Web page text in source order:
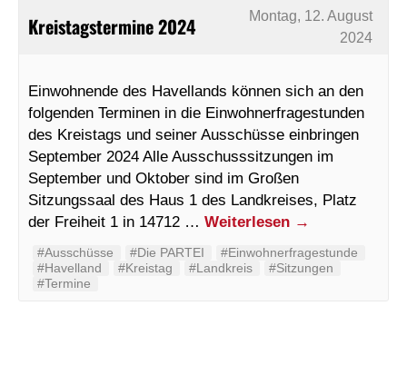
Kreistagstermine 2024
Montag, 12. August
2024
Einwohnende des Havellands können sich an den
folgenden Terminen in die Einwohnerfragestunden
des Kreistags und seiner Ausschüsse einbringen
September 2024 Alle Ausschusssitzungen im
September und Oktober sind im Großen
Sitzungssaal des Haus 1 des Landkreises, Platz
der Freiheit 1 in 14712 … Weiterlesen →
#Ausschüsse #Die PARTEI
#Einwohnerfragestunde
#Havelland
#Kreistag #Landkreis
#Sitzungen
#Termine